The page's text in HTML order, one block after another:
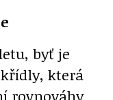
byť je
která
rovnováhy